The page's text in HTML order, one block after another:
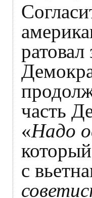
часть
«Надо
с